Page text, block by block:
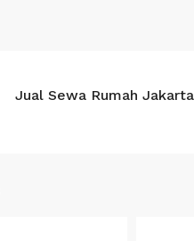
Jual Sewa Rumah Jakarta